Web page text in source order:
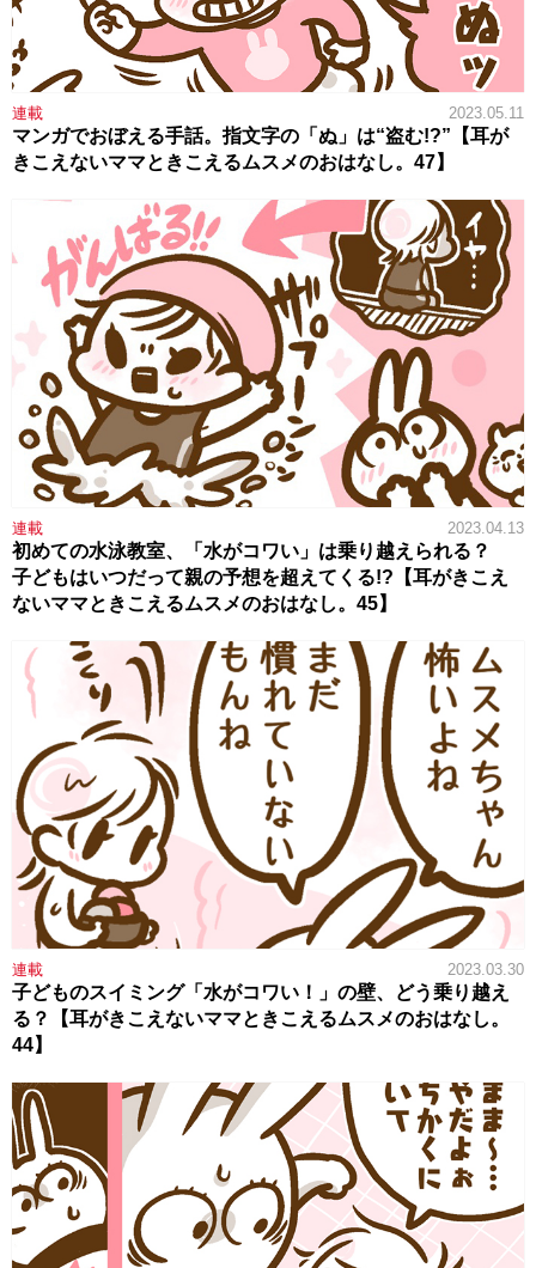
連載 2023.05.11
マンガでおぼえる手話。指文字の「ぬ」は“盗む!?”【耳が
きこえないママときこえるムスメのおはなし。47】
連載 2023.04.13
初めての水泳教室、「水がコワい」は乗り越えられる？
子どもはいつだって親の予想を超えてくる!?【耳がきこえ
ないママときこえるムスメのおはなし。45】
連載 2023.03.30
子どものスイミング「水がコワい！」の壁、どう乗り越え
る？【耳がきこえないママときこえるムスメのおはなし。
44】